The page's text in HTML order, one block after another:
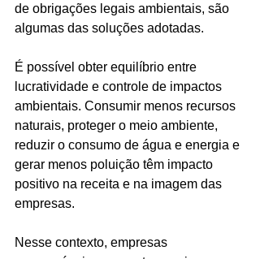
de obrigações legais ambientais, são
algumas das soluções adotadas.
É possível obter equilíbrio entre
lucratividade e controle de impactos
ambientais. Consumir menos recursos
naturais, proteger o meio ambiente,
reduzir o consumo de água e energia e
gerar menos poluição têm impacto
positivo na receita e na imagem das
empresas.
Nesse contexto, empresas